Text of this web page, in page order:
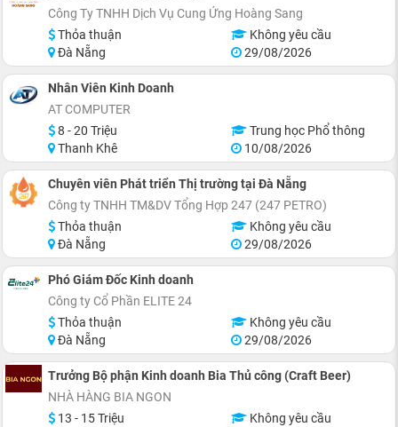
Công Ty TNHH Dịch Vụ Cung Ứng Hoàng Sang
Thỏa thuận
Không yêu cầu
Đà Nẵng
29/08/2026
Nhân Viên Kinh Doanh
AT COMPUTER
8 - 20 Triệu
Trung học Phổ thông
Thanh Khê
10/08/2026
Chuyên viên Phát triển Thị trường tại Đà Nẵng
Công ty TNHH TM&DV Tổng Hợp 247 (247 PETRO)
Thỏa thuận
Không yêu cầu
Đà Nẵng
29/08/2026
Phó Giám Đốc Kinh doanh
Công ty Cổ Phần ELITE 24
Thỏa thuận
Không yêu cầu
Đà Nẵng
29/08/2026
Trưởng Bộ phận Kinh doanh Bia Thủ công (Craft Beer)
NHÀ HÀNG BIA NGON
13 - 15 Triệu
Không yêu cầu